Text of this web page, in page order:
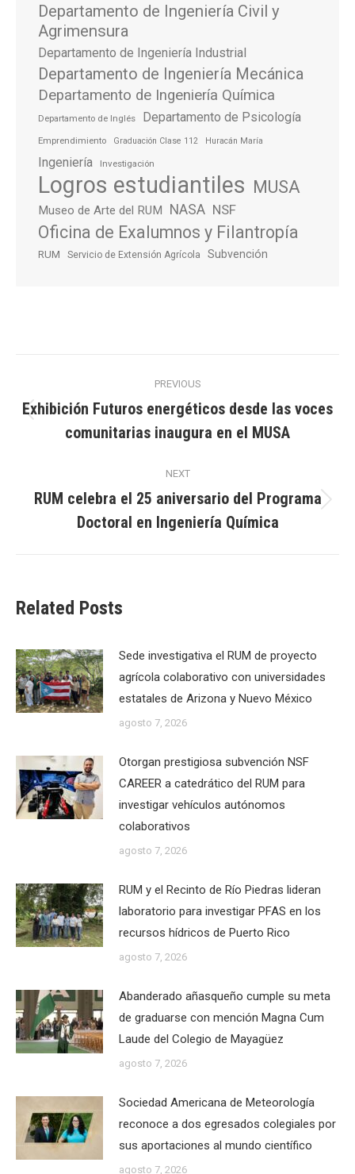
Departamento de Ingeniería Civil y
Agrimensura
Departamento de Ingeniería Industrial
Departamento de Ingeniería Mecánica
Departamento de Ingeniería Química
Departamento de Inglés Departamento de Psicología
Emprendimiento Graduación Clase 112 Huracán María
Ingeniería Investigación
Logros estudiantiles MUSA
Museo de Arte del RUM NASA NSF
Oficina de Exalumnos y Filantropía
RUM Servicio de Extensión Agrícola Subvención
navigation
PREVIOUS
Previous
post:
Exhibición Futuros energéticos desde las voces
comunitarias inaugura en el MUSA
NEXT
Next
post:
RUM celebra el 25 aniversario del Programa
Doctoral en Ingeniería Química
Related Posts
Sede investigativa el RUM de proyecto
agrícola colaborativo con universidades
estatales de Arizona y Nuevo México
agosto 7, 2026
Otorgan prestigiosa subvención NSF
CAREER a catedrático del RUM para
investigar vehículos autónomos
colaborativos
agosto 7, 2026
RUM y el Recinto de Río Piedras lideran
laboratorio para investigar PFAS en los
recursos hídricos de Puerto Rico
agosto 7, 2026
Abanderado añasqueño cumple su meta
de graduarse con mención Magna Cum
Laude del Colegio de Mayagüez
agosto 7, 2026
Sociedad Americana de Meteorología
reconoce a dos egresados colegiales por
sus aportaciones al mundo científico
agosto 7, 2026